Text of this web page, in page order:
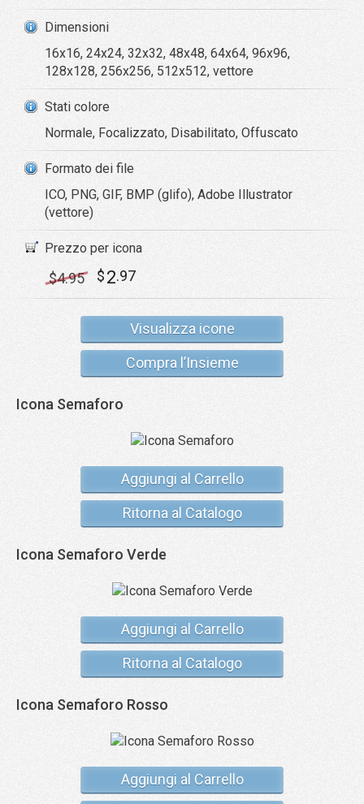
Dimensioni
16x16, 24x24, 32x32, 48x48, 64x64, 96x96,
128x128, 256x256, 512x512, vettore
Stati colore
Normale, Focalizzato, Disabilitato, Offuscato
Formato dei file
ICO, PNG, GIF, BMP (glifo), Adobe Illustrator
(vettore)
Prezzo per icona
$4.95 $2.97
Visualizza icone
Compra l’Insieme
Icona Semaforo
Aggiungi al Carrello
Ritorna al Catalogo
Icona Semaforo Verde
Aggiungi al Carrello
Ritorna al Catalogo
Icona Semaforo Rosso
Aggiungi al Carrello